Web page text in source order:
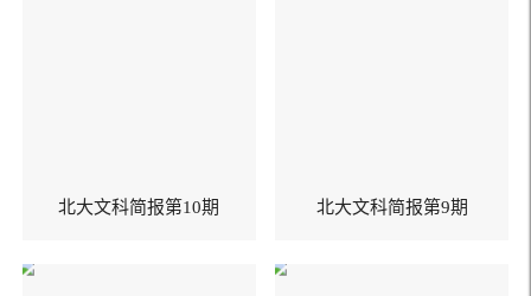
北大文科简报第10期 北大文科简报第9期